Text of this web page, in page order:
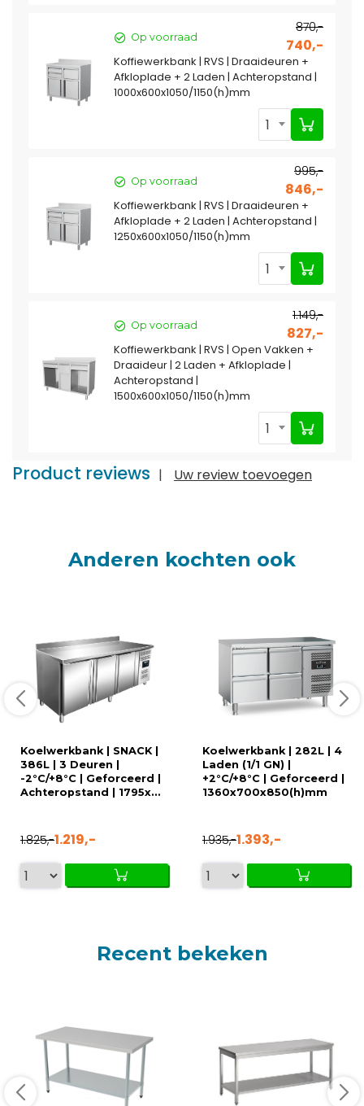
Op voorraad
870,-
740,-
Koffiewerkbank | RVS | Draaideuren +
Afkloplade + 2 Laden | Achteropstand |
1000x600x1050/1150(h)mm
1
Op voorraad
995,-
846,-
Koffiewerkbank | RVS | Draaideuren +
Afkloplade + 2 Laden | Achteropstand |
1250x600x1050/1150(h)mm
1
Op voorraad
1.149,-
827,-
Koffiewerkbank | RVS | Open Vakken +
Draaideur | 2 Laden + Afkloplade |
Achteropstand |
1500x600x1050/1150(h)mm
1
Product reviews | Uw review toevoegen
Anderen kochten ook
Koelwerkbank | SNACK |
386L | 3 Deuren |
-2°C/+8°C | Geforceerd |
Achteropstand | 1795x...
1.825,-1.219,-
Koelwerkbank | 282L | 4
Laden (1/1 GN) |
+2°C/+8°C | Geforceerd |
1360x700x850(h)mm
1.935,-1.393,-
Recent bekeken